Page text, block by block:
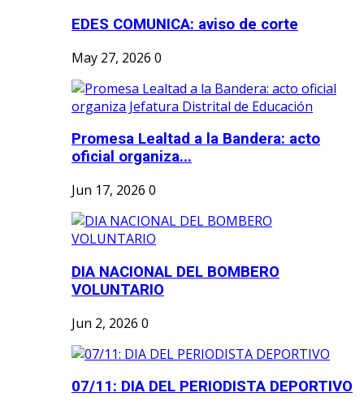
EDES COMUNICA: aviso de corte
May 27, 2026 0
Promesa Lealtad a la Bandera: acto
oficial organiza...
Jun 17, 2026 0
DIA NACIONAL DEL BOMBERO
VOLUNTARIO
Jun 2, 2026 0
07/11: DIA DEL PERIODISTA DEPORTIVO